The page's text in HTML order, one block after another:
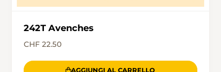
242T Avenches
CHF 22.50
AGGIUNGI AL CARRELLO